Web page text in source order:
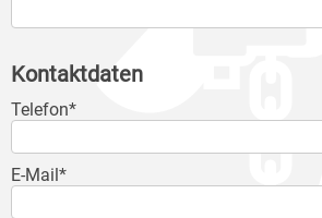
Kontaktdaten
Telefon*
E-Mail*